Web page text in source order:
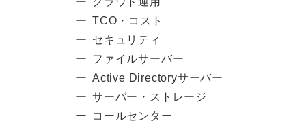
TCO・コスト
セキュリティ
ファイルサーバー
Active Directoryサーバー
サーバー・ストレージ
コールセンター